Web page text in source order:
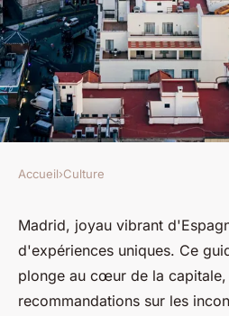
Visitez Madrid :
francophone à
manquer
Accueil›Culture
Madrid, joyau vibrant
d'expériences uniques. Ce
plonge au cœur de la
recommandations sur les